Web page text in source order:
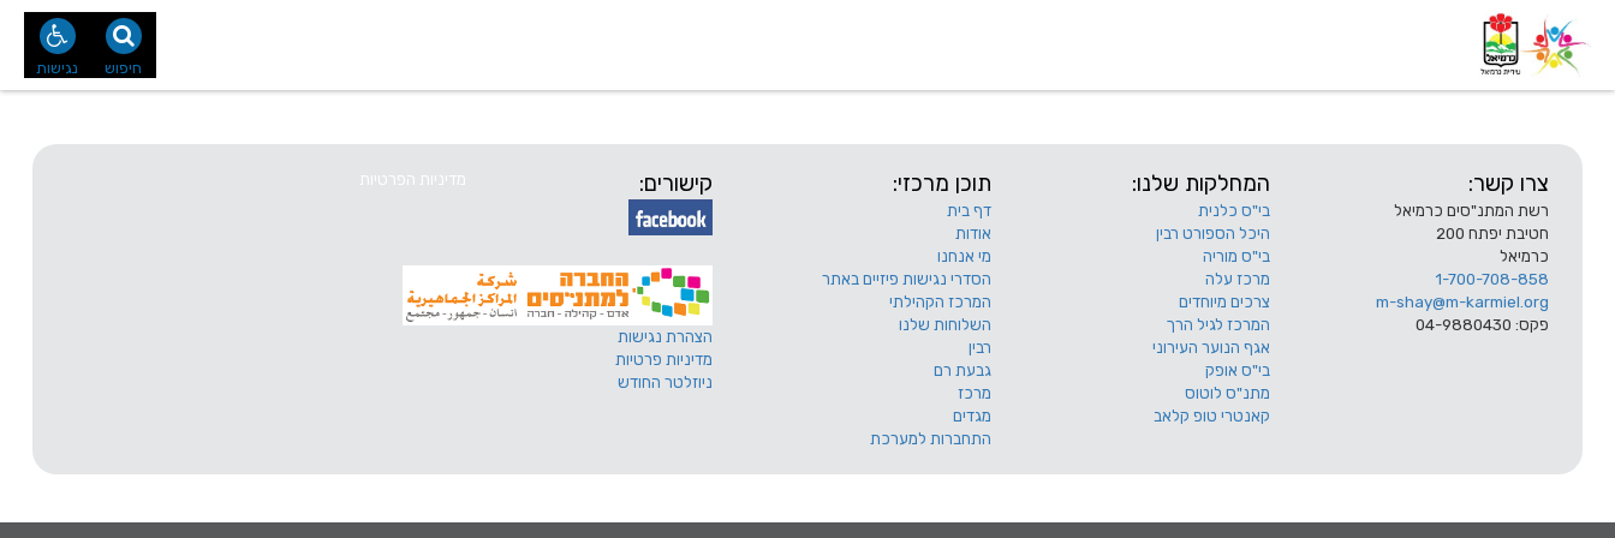
נגישות חיפוש
צרו קשר:
רשת המתנ"סים כרמיאל
חטיבת יפתח 200
כרמיאל
1-700-708-858
m-shay@m-karmiel.org
פקס: 04-9880430
המחלקות שלנו:
בי"ס כלנית
היכל הספורט רבין
בי"ס מוריה
מרכז עלה
צרכים מיוחדים
המרכז לגיל הרך
אגף הנוער העירוני
בי"ס אופק
מתנ"ס לוטוס
קאנטרי טופ קלאב
תוכן מרכזי:
דף בית
אודות
מי אנחנו
הסדרי נגישות פיזיים באתר
המרכז הקהילתי
השלוחות שלנו
רבין
גבעת רם
מרכז
מגדים
התחברות למערכת
קישורים:
הצהרת נגישות
מדיניות פרטיות
ניוזלטר החודש
מדיניות הפרטיות